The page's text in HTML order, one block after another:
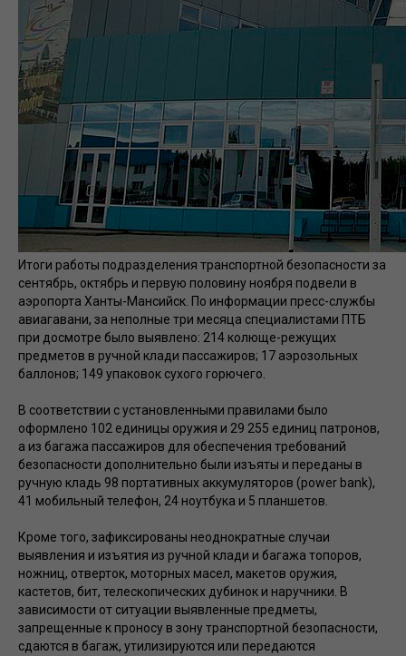
Итоги работы подразделения транспортной безопасности за
сентябрь, октябрь и первую половину ноября подвели в
аэропорта Ханты-Мансийск. По информации пресс-службы
авиагавани, за неполные три месяца специалистами ПТБ
при досмотре было выявлено: 214 колюще-режущих
предметов в ручной клади пассажиров; 17 аэрозольных
баллонов; 149 упаковок сухого горючего.
В соответствии с установленными правилами было
оформлено 102 единицы оружия и 29 255 единиц патронов,
а из багажа пассажиров для обеспечения требований
безопасности дополнительно были изъяты и переданы в
ручную кладь 98 портативных аккумуляторов (power bank),
41 мобильный телефон, 24 ноутбука и 5 планшетов.
Кроме того, зафиксированы неоднократные случаи
выявления и изъятия из ручной клади и багажа топоров,
ножниц, отверток, моторных масел, макетов оружия,
кастетов, бит, телескопических дубинок и наручники. В
зависимости от ситуации выявленные предметы,
запрещенные к проносу в зону транспортной безопасности,
сдаются в багаж, утилизируются или передаются